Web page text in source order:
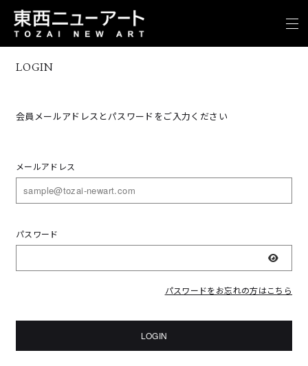
LOGIN
会員メールアドレスとパスワードをご入力ください
メールアドレス
パスワード
表示
パスワードをお忘れの方はこちら
LOGIN